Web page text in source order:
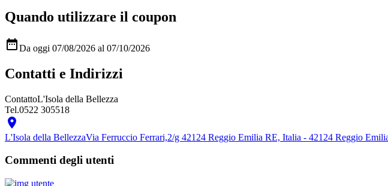
Quando utilizzare il coupon
Da oggi 07/08/2026 al 07/10/2026
Contatti e Indirizzi
ContattoL'Isola della Bellezza
Tel.0522 305518

L'Isola della BellezzaVia Ferruccio Ferrari,2/g 42124 Reggio Emilia RE, Italia - 42124 Reggio
Commenti degli utenti